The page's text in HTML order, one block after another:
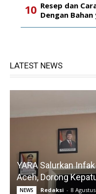
Resep dan
Dengan
LATEST NEWS
YARA Salurkan
Aceh, Dorong
NEWS Redaksi - 8